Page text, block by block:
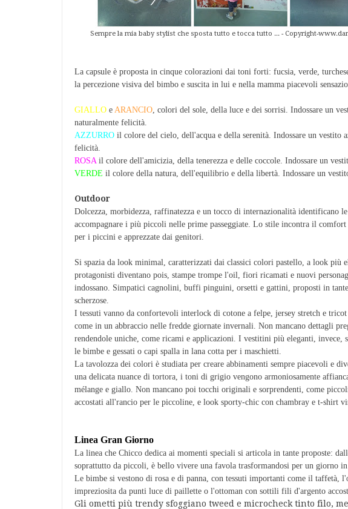
Sempre la mia baby stylist che sposta tutto e tocca tutto ... - Copyright-
La capsule è proposta in cinque colorazioni dai toni forti: fucsia, verde,
la percezione visiva del bimbo e suscita in lui e nella mamma piacevoli
GIALLO e ARANCIO, colori del sole, della luce e dei sorrisi. Indossare un
naturalmente felicità.
AZZURRO il colore del cielo, dell'acqua e della serenità. Indossare un vestito
felicità.
ROSA il colore dell'amicizia, della tenerezza e delle coccole. Indossare un
VERDE il colore della natura, dell'equilibrio e della libertà. Indossare un
Outdoor
Dolcezza, morbidezza, raffinatezza e un tocco di internazionalità identificano
accompagnare i più piccoli nelle prime passeggiate. Lo stile incontra il
per i piccini e apprezzate dai genitori.
Si spazia da look minimal, caratterizzati dai classici colori pastello, a look più
protagonisti diventano pois, stampe trompe l'oil, fiori ricamati e nuovi
indossano. Simpatici cagnolini, buffi pinguini, orsetti e gattini, proposti in
scherzose.
I tessuti vanno da confortevoli interlock di cotone a felpe, jersey stretch e
come in un abbraccio nelle fredde giornate invernali. Non mancano dettagli
rendendole uniche, come ricami e applicazioni. I vestitini più eleganti,
le bimbe e gessati o capi spalla in lana cotta per i maschietti.
La tavolozza dei colori è studiata per creare abbinamenti sempre piacevoli e
una delicata nuance di tortora, i toni di grigio vengono armoniosamente
mélange e giallo. Non mancano poi tocchi originali e sorprendenti, come
accostati all'rancio per le piccoline, e look sporty-chic con chambray e t-shirt
Linea Gran Giorno
La linea che Chicco dedica ai momenti speciali si articola in tante proposte:
soprattutto da piccoli, è bello vivere una favola trasformandosi per un giorno
Le bimbe si vestono di rosa e di panna, con tessuti importanti come il taffetà,
impreziosita da punti luce di paillette o l'ottoman con sottili fili d'argento
Gli ometti più trendy sfoggiano tweed e microcheck tinto filo,